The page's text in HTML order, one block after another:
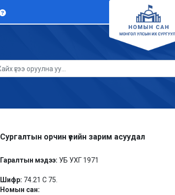
Сургалтын орчин үеийн зарим асуудал
Гаралтын мэдээ: УБ УХГ 1971
Шифр: 74.21 С 75.
Номын сан: